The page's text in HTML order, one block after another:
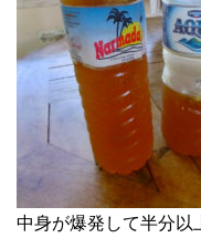
中身が爆発して半分以